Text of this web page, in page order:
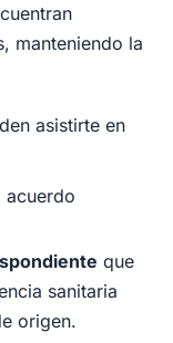
manteniendo la
asistirte en
acuerdo
que
sanitaria
origen.